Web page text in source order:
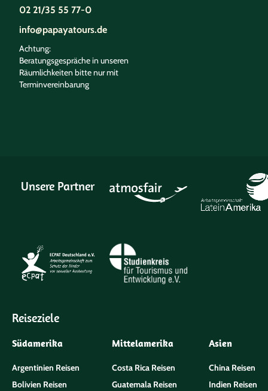
02 21/35 55 77-0
info@papayatours.de
Achtung:
Beratungsgespräche in unseren
Räumlichkeiten bitte nur mit
Terminvereinbarung
Unsere Partner
Reiseziele
Südamerika
Argentinien Reisen
Bolivien Reisen
Mittelamerika
Costa Rica Reisen
Guatemala Reisen
Asien
China Reisen
Indien Reisen